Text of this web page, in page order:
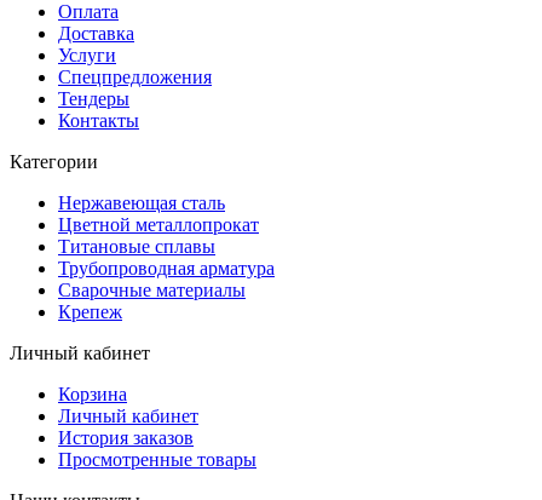
Оплата
Доставка
Услуги
Спецпредложения
Тендеры
Контакты
Категории
Нержавеющая сталь
Цветной металлопрокат
Титановые сплавы
Трубопроводная арматура
Сварочные материалы
Крепеж
Личный кабинет
Корзина
Личный кабинет
История заказов
Просмотренные товары